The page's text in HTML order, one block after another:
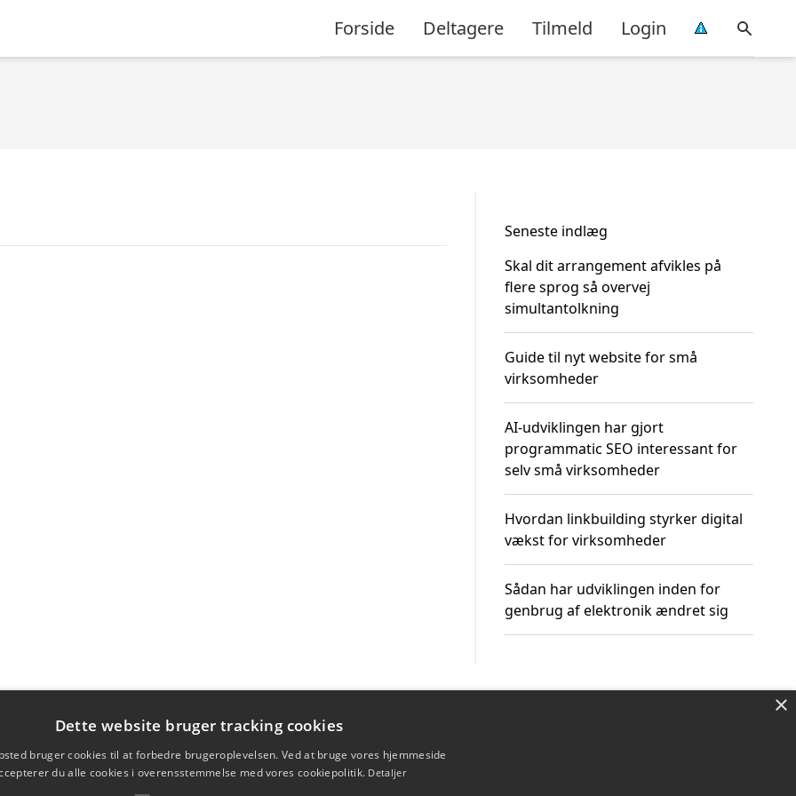
Forside Deltagere Tilmeld Login
Seneste indlæg
Skal dit arrangement afvikles på
flere sprog så overvej
simultantolkning
Guide til nyt website for små
virksomheder
AI-udviklingen har gjort
programmatic SEO interessant for
selv små virksomheder
Hvordan linkbuilding styrker digital
vækst for virksomheder
Sådan har udviklingen inden for
genbrug af elektronik ændret sig
×
Dette website bruger tracking cookies
bruger cookies til at forbedre brugeroplevelsen. Ved at bruge vores hjemmeside
du alle cookies i overensstemmelse med vores cookiepolitik. Detaljer